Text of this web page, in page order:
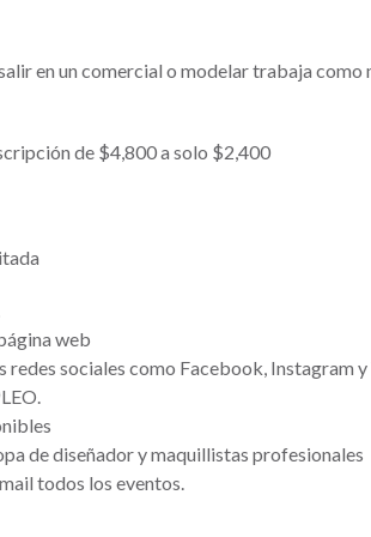
en un comercial o modelar trabaja
de $4,800 a solo $2,400
web
redes sociales como Facebook, Instagram
de diseñador y maquillistas profesionales
todos los eventos.